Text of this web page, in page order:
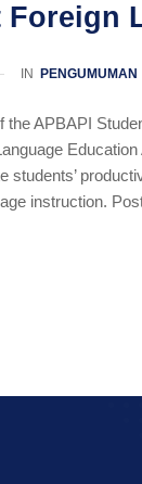
Foreign
IN PENGUMUMAN
the APBAPI
students’
instruction.